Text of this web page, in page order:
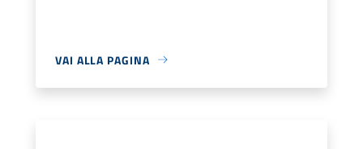
VAI ALLA PAGINA